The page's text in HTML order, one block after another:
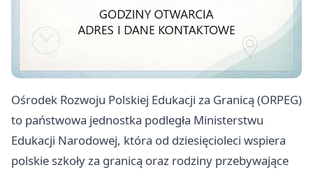
Ośrodek Rozwoju Polskiej Edukacji za Granicą (ORPEG)
to państwowa jednostka podległa Ministerstwu
Edukacji Narodowej, która od dziesięcioleci wspiera
polskie szkoły za granicą oraz rodziny przebywające